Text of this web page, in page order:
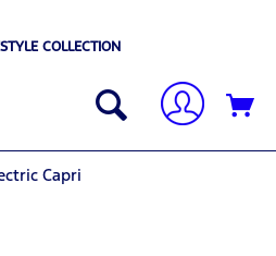
COLLECTION
Capri